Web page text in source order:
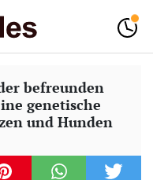
befreunden
genetische
und Hunden